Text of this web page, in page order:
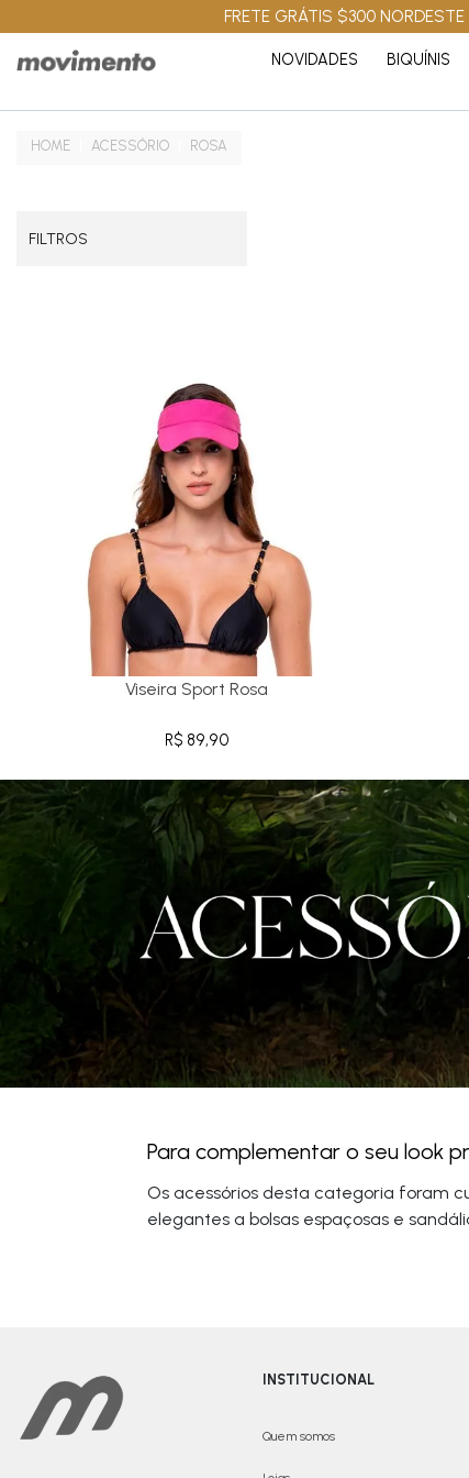
FRETE GRÁTIS $300 NORDESTE
NOVIDADES BIQUÍNIS
ACESSÓRIO ROSA
FILTROS
Viseira Sport Rosa
R$ 89,90
Para complementar o seu look
Os acessórios desta categoria foram
elegantes a bolsas espaçosas e
INSTITUCIONAL
Quem somos